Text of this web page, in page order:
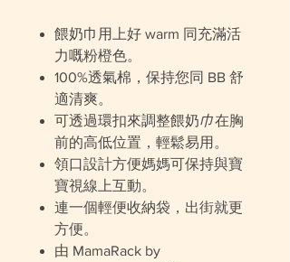
餵奶巾用上好 warm 同充滿活
力嘅粉橙色。
100%透氣棉，保持您同 BB 舒
適清爽。
可透過環扣來調整餵奶巾在胸
前的高低位置，輕鬆易用。
領口設計方便媽媽可保持與寶
寶視線上互動。
連一個輕便收納袋，出街就更
方便。
由 MamaRack by